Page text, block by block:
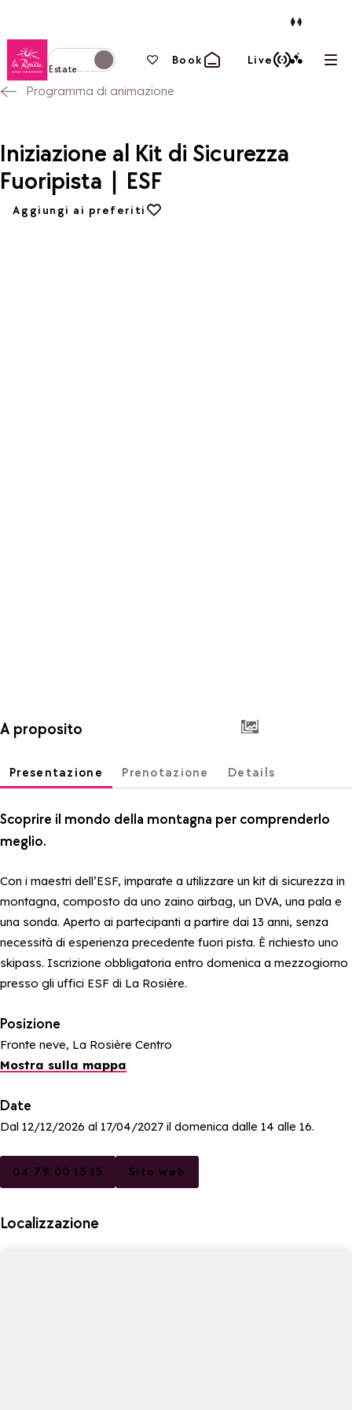
Torna alla home page
Passa alla modalità invernale
Estate
I tuoi preferiti
Book Live
Programma di animazione
Iniziazione al Kit di Sicurezza
Fuoripista | ESF
Aggiungi ai preferiti
Aggiungi ai preferiti
A proposito
Presentazione Prenotazione Details
Scoprire il mondo della montagna per comprenderlo
meglio.
Con i maestri dell’ESF, imparate a utilizzare un kit di sicurezza in
montagna, composto da uno zaino airbag, un DVA, una pala e
una sonda. Aperto ai partecipanti a partire dai 13 anni, senza
necessità di esperienza precedente fuori pista. È richiesto uno
skipass. Iscrizione obbligatoria entro domenica a mezzogiorno
presso gli uffici ESF di La Rosière.
Posizione
Fronte neve, La Rosière Centro
Mostra sulla mappa
Date
Dal 12/12/2026 al 17/04/2027 il domenica dalle 14 alle 16.
04 79 00 15 15 Sito web
Localizzazione